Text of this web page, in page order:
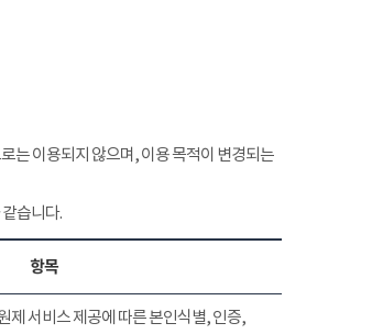
는 이용되지 않으며, 이용 목적이 변경되는
습니다.
항목
제 서비스 제공에 따른 본인식별, 인증,